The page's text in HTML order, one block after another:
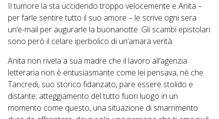
Il tumore la sta uccidendo troppo velocemente e Anita –
per farle sentire tutto il suo amore – le scrive ogni sera
un’e-mail per augurarle la buonanotte. Gli scambi epistolari
sono però il celare iperbolico di un’amara verità.
Anita non rivela a sua madre che il lavoro all’agenzia
letteraria non è entusiasmante come lei pensava, né che
Tancredi, suo storico fidanzato, pare essere stolido e
distante; atteggiamento del tutto fuori luogo in un
momento come questo, una situazione di smarrimento